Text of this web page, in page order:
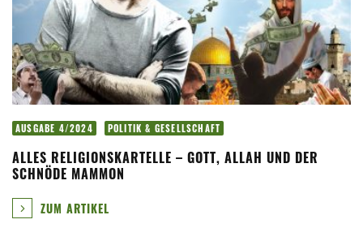
AUSGABE 4/2024 POLITIK & GESELLSCHAFT
ALLES RELIGIONSKARTELLE – GOTT, ALLAH UND DER
SCHNÖDE MAMMON
ZUM ARTIKEL